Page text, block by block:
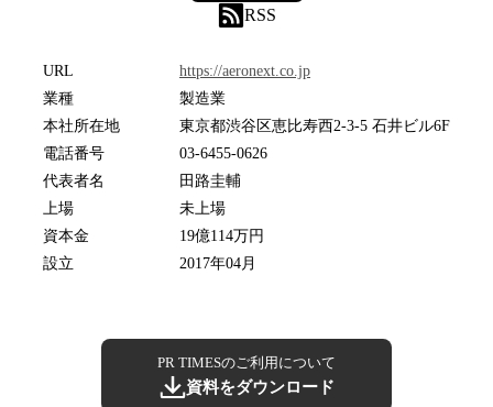
RSS
URL
https://aeronext.co.jp
業種
製造業
本社所在地
東京都渋谷区恵比寿西2-3-5 石井ビル6F
電話番号
03-6455-0626
代表者名
田路圭輔
上場
未上場
資本金
19億114万円
設立
2017年04月
PR TIMESのご利用について
資料をダウンロード